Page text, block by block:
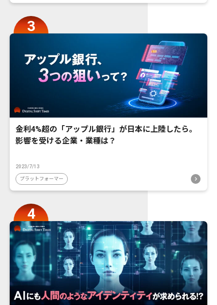
金利4%超の「アップル銀行」が日本に上陸したら。
影響を受ける企業・業種は？
2023/7/13
プラットフォーマー